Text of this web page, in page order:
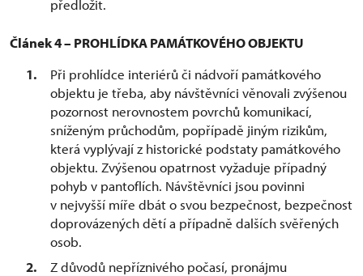
předložit.
Článek 4 – PROHLÍDKA PAMÁTKOVÉHO OBJEKTU
Při prohlídce interiérů či nádvoří památkového
objektu je třeba, aby návštěvníci věnovali zvýšenou
pozornost nerovnostem povrchů komunikací,
sníženým průchodům, popřípadě jiným rizikům,
která vyplývají z historické podstaty památkového
objektu. Zvýšenou opatrnost vyžaduje případný
pohyb v pantoflích. Návštěvníci jsou povinni
v nejvyšší míře dbát o svou bezpečnost, bezpečnost
doprovázených dětí a případně dalších svěřených
osob.
Z důvodů nepříznivého počasí, pronájmu